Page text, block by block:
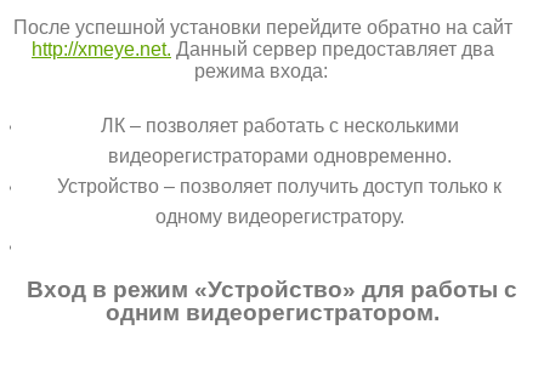
После успешной установки перейдите обратно на сайт
http://xmeye.net. Данный сервер предоставляет два
режима входа:
ЛК – позволяет работать с несколькими
видеорегистраторами одновременно.
Устройство – позволяет получить доступ только к
одному видеорегистратору.
Вход в режим «Устройство» для работы с
одним видеорегистратором.